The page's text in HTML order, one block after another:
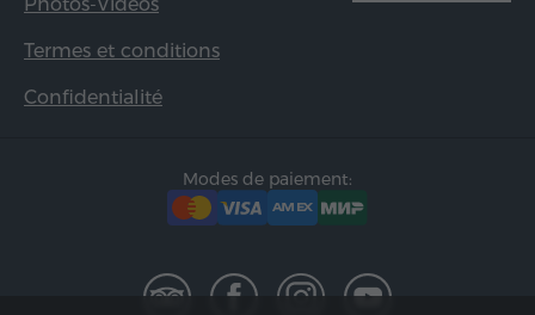
Photos-Vidéos
Termes et conditions
Confidentialité
Modes de paiement: